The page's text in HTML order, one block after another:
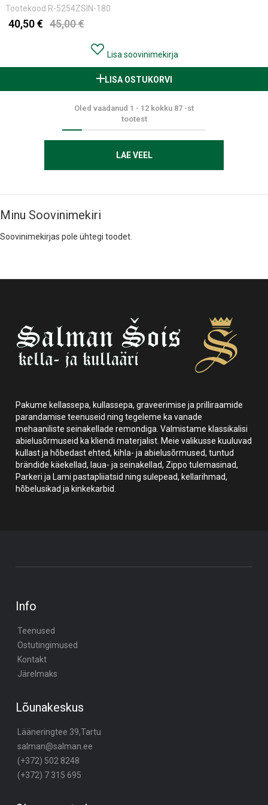
Tootekood R-5254ZSIN-180
40,50 € 45,00 €
Lisa soovinimekirja
LISA OSTUKORVI
Oled vaadanud 1 - 12 kokku 87 -st
tootest
LAE VEEL
Minu Soovinimekiri
Soovinimekirjas pole ühtegi toodet.
Pakume kellassepa, kullassepa, graveerimise ja prilliraamide
parandamise teenuseid ning tegeleme ka vanade
mehaaniliste seinakellade remondiga. Valmistame klassikalisi
abielusõrmuseid ka kliendi materjalist. Meie valikusse kuuluvad
kullast ja hõbedast ehted, kihla- ja abielusõrmused, tuntud
brändide käekellad, laua- ja seinakellad, Zippo tulemasinad,
Parkeri ja Lami pastapliiatsid ning sulepead, kellarihmad,
hõbelusikad ja kinkekarbid.
Info
Teenused
Ostutingimused
Kontakt
Järelmaks
Lõunakeskus
Lääneringtee 39,Tartu
salman@salman.ee
(+372) 502 8248
(+372) 7 315 695